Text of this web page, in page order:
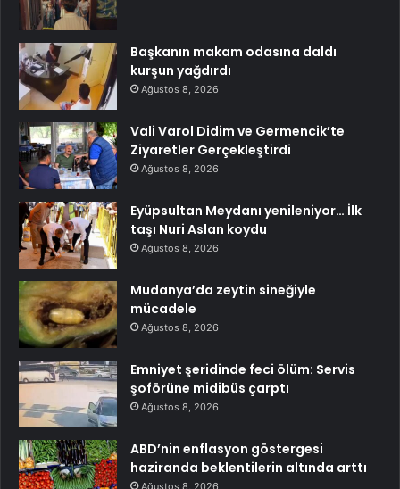
Başkanın makam odasına daldı
kurşun yağdırdı
Ağustos 8, 2026
Vali Varol Didim ve Germencik’te
Ziyaretler Gerçekleştirdi
Ağustos 8, 2026
Eyüpsultan Meydanı yenileniyor… İlk
taşı Nuri Aslan koydu
Ağustos 8, 2026
Mudanya’da zeytin sineğiyle
mücadele
Ağustos 8, 2026
Emniyet şeridinde feci ölüm: Servis
şoförüne midibüs çarptı
Ağustos 8, 2026
ABD’nin enflasyon göstergesi
haziranda beklentilerin altında arttı
Ağustos 8, 2026